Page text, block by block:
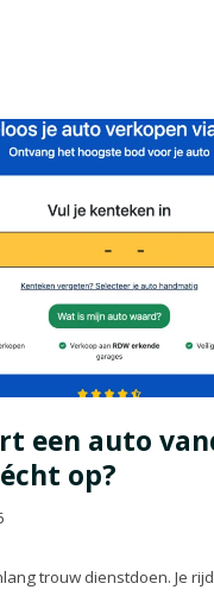
een auto
op?
trouw dienstdoen. Je